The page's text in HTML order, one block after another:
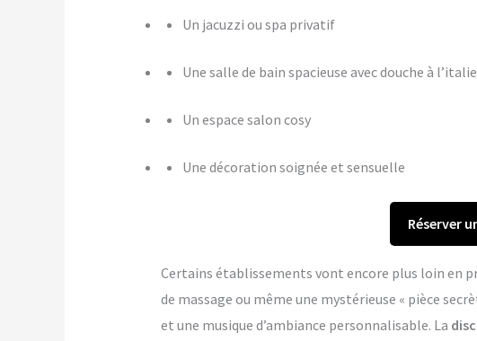
Un jacuzzi ou spa privatif
Une salle de bain spacieuse avec douche à
Un espace salon cosy
Une décoration soignée et sensuelle
Réserver
Certains établissements vont encore plus loin en
de massage ou même une mystérieuse « pièce
et une musique d’ambiance personnalisable. La